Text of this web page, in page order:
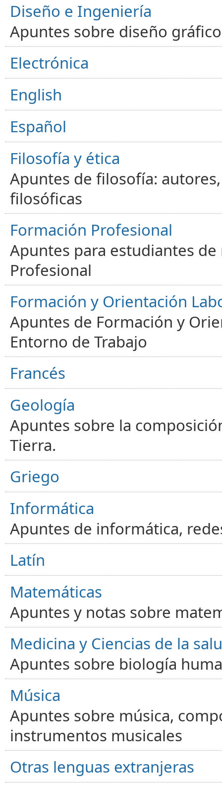
Diseño e Ingeniería
Apuntes sobre diseño
Electrónica
English
Español
Filosofía y ética
Apuntes de filosofía:
filosóficas
Formación Profesional
Apuntes para estudiantes
Profesional
Formación y Orientación
Apuntes de Formación y
Entorno de Trabajo
Francés
Geología
Apuntes sobre la
Tierra.
Griego
Informática
Apuntes de informática,
Latín
Matemáticas
Apuntes y notas sobre
Medicina y Ciencias de la
Apuntes sobre biología
Música
Apuntes sobre música,
instrumentos musicales
Otras lenguas extranjeras